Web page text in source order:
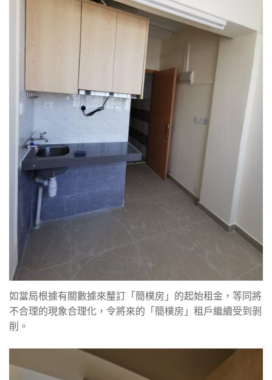
如當局根據有關數據來釐訂「簡樸房」的起始租金，等同將
不合理的現象合理化，令將來的「簡樸房」租戶繼續受到剝
削。